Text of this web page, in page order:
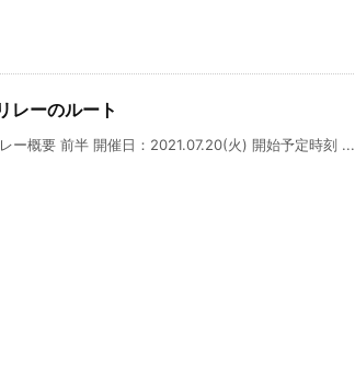
レーのルート
ー概要 前半 開催日：2021.07.20(火) 開始予定時刻 ...